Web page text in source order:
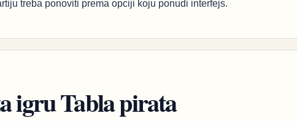
treba ponoviti prema opciji koju ponudi interfejs.
igru Tabla pirata